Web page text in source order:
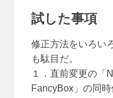
試した事項
修正方法をいろい
も駄目だ。
１．直前変更の「
FancyBox」の同